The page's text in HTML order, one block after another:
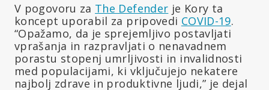
V pogovoru za The Defender je Kory ta
koncept uporabil za pripovedi COVID-19.
“Opažamo, da je sprejemljivo postavljati
vprašanja in razpravljati o nenavadnem
porastu stopenj umrljivosti in invalidnosti
med populacijami, ki vključujejo nekatere
najbolj zdrave in produktivne ljudi,” je dejal